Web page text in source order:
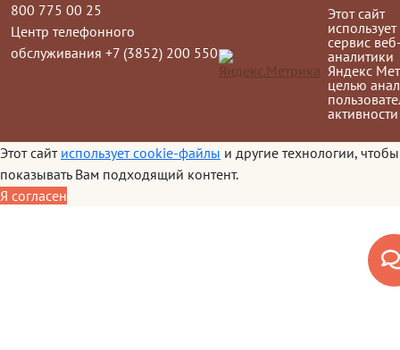
800 775 00 25
Центр телефонного
обслуживания +7 (3852) 200 550
Этот сайт
использует
сервис
аналитики
Яндекс
целью
активности
Этот сайт использует cookie-файлы и другие технологии, чтобы
показывать Вам подходящий контент.
Я согласен